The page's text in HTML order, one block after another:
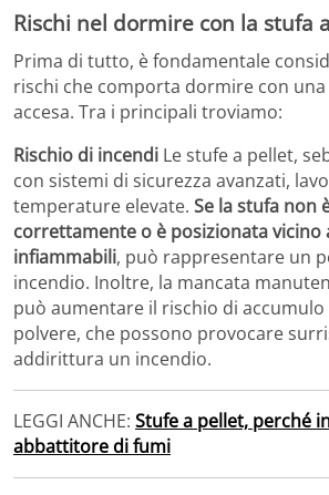
Rischi nel dormire con la stufa
Prima di tutto, è fondamentale
rischi che comporta dormire con
accesa. Tra i principali troviamo:
Rischio di incendi Le stufe a pellet,
con sistemi di sicurezza avanzati,
temperature elevate. Se la stufa non
correttamente o è posizionata vicino
infiammabili, può rappresentare un
incendio. Inoltre, la mancata
può aumentare il rischio di accumulo
polvere, che possono provocare
addirittura un incendio.
LEGGI ANCHE: Stufe a pellet, perché
abbattitore di fumi